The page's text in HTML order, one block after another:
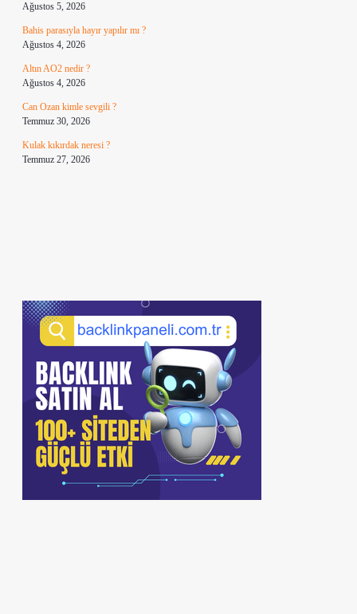
Ağustos 5, 2026
Bahis parasıyla hayır yapılır mı ?
Ağustos 4, 2026
Altın AO2 nedir ?
Ağustos 4, 2026
Can Ozan kimle sevgili ?
Temmuz 30, 2026
Kulak kıkırdak neresi ?
Temmuz 27, 2026